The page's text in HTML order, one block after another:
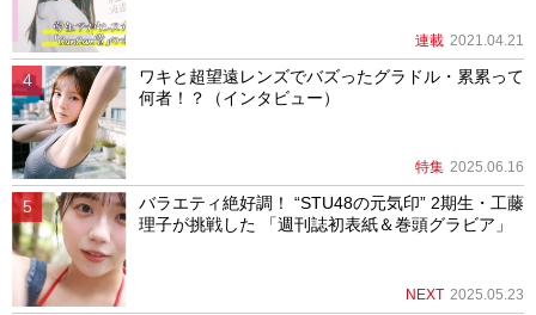
連載 2021.04.21
ワキと超望遠レンズでバズったグラドル・累累って
何者！？（インタビュー）
特集 2025.06.16
バラエティ絶好調！ “STU48の元気印” 2期生・工藤
理子が挑戦した 「週刊誌初表紙＆巻頭グラビア」
NEXT 2025.05.23